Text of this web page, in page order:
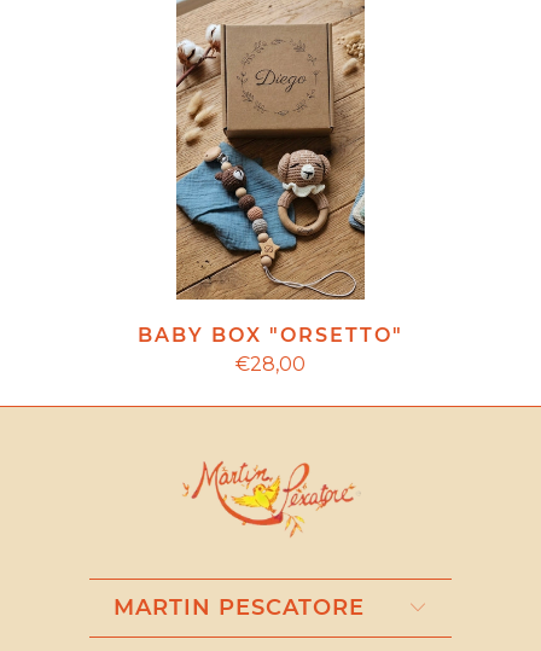
BABY BOX "ORSETTO"
€28,00
MARTIN PESCATORE